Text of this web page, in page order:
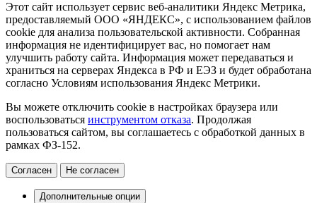
Этот сайт использует сервис веб-аналитики Яндекс Метрика,
предоставляемый ООО «ЯНДЕКС», с использованием файлов
cookie для анализа пользовательской активности. Собранная
информация не идентифицирует вас, но помогает нам
улучшить работу сайта. Информация может передаваться и
храниться на серверах Яндекса в РФ и ЕЭЗ и будет обработана
согласно Условиям использования Яндекс Метрики.
Вы можете отключить cookie в настройках браузера или
воспользоваться инструментом отказа. Продолжая
пользоваться сайтом, вы соглашаетесь с обработкой данных в
рамках ФЗ-152.
Согласен Не согласен
Дополнительные опции